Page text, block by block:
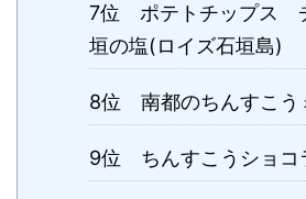
7位 ポテトチップス
垣の塩(ロイズ石垣島)
8位 南都のちんすこう
9位 ちんすこうショコ